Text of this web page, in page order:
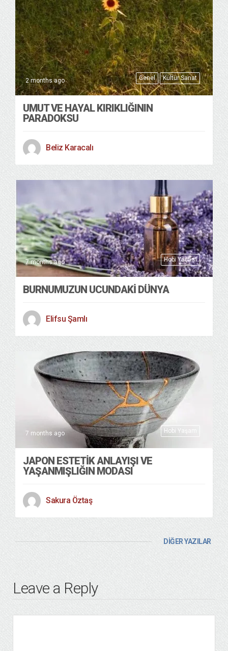
Genel Kültür Sanat
2 months ago
UMUT VE HAYAL KIRIKLIĞININ
PARADOKSU
Beliz Karacalı
Hobi Yaşam
7 months ago
BURNUMUZUN UCUNDAKİ DÜNYA
Elifsu Şamlı
Hobi Yaşam
7 months ago
JAPON ESTETİK ANLAYIŞI VE
YAŞANMIŞLIĞIN MODASI
Sakura Öztaş
DİĞER YAZILAR
Leave a Reply